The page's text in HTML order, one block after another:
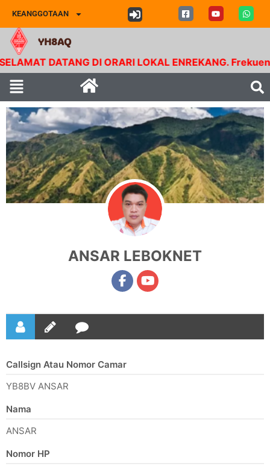
KEANGGOTAAN
YH8AQ
DATANG DI ORARI LOKAL ENREKANG.
ANSAR LEBOKNET
Callsign Atau Nomor Camar
YB8BV ANSAR
Nama
ANSAR
Nomor HP